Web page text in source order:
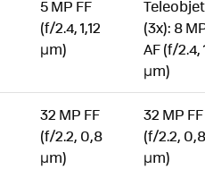
5 MP FF
(f/2.4, 1,12
µm)
(3x): 8
AF (f/2.4,
µm)
32 MP FF
(f/2.2, 0,8
µm)
32 MP FF
(f/2.2, 0,8
µm)